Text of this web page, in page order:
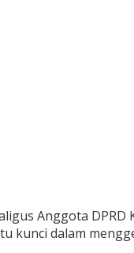
Anggota
kunci dalam